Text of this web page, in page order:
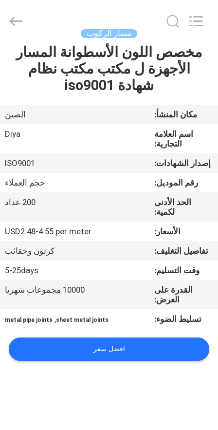
مسكن
معلومات
جولة
المعمل
مراقبة
الجودة
اتصل
أخبار
حالات
مسار الركوب
مخصص اللون الأسطوانة المسار
الأجهزة ل مكتب مكتب نظام
شهادة iso9001
مكان المنشأ:
الصين
اسم العلامة
التجارية:
Diya
إصدار الشهادات:
ISO9001
رقم الموديل:
حجم العملاء
الحد الأدنى
لكمية:
200 عداد
الأسعار:
USD2.48-4.55 per meter
تفاصيل التغليف:
كرتون وحقائب
وقت التسليم:
5-25days
القدرة على
العرض:
10000 مجموعات شهريا
تسليط الضوء: sheet metal joints
,
metal pipe joints
افضل سعر